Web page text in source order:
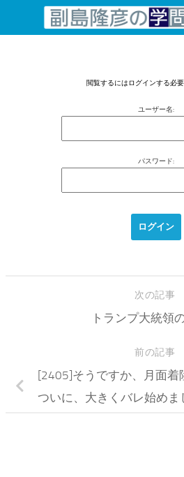
コンテンツへスキップ
閲覧するにはログインする必要
ユーザー名:
パスワード:
次の記事
トランプ大統領
前の記事
[2405]そうですか、月面着
ついに、大きくバレ始め